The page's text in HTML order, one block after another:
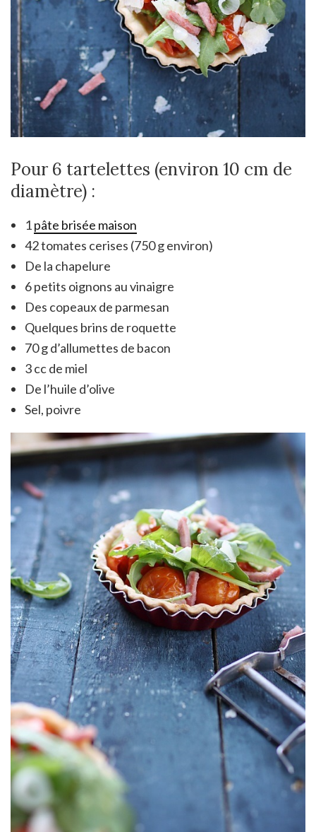
Pour 6 tartelettes (environ 10 cm de
diamètre) :
1pâte brisée maison
42 tomates cerises (750 g environ)
De la chapelure
6 petits oignons au vinaigre
Des copeaux de parmesan
Quelques brins de roquette
70 g d’allumettes de bacon
3 cc de miel
De l’huile d’olive
Sel, poivre